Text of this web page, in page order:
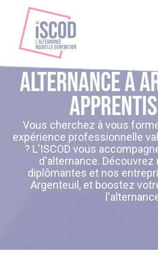
Alternance à
Vous cherchez à vous
expérience professionnelle
? L'ISCOD vous
d'alternance.
diplômantes et nos
Argenteuil, et boostez